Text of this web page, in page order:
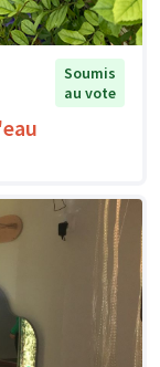
Soumis
au vote